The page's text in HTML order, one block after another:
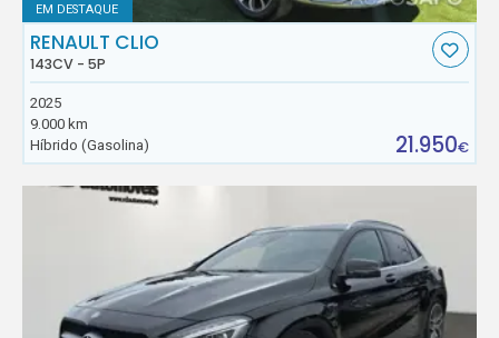
EM DESTAQUE
RENAULT CLIO
143CV - 5P
2025
9.000 km
Híbrido (Gasolina)
21.950€